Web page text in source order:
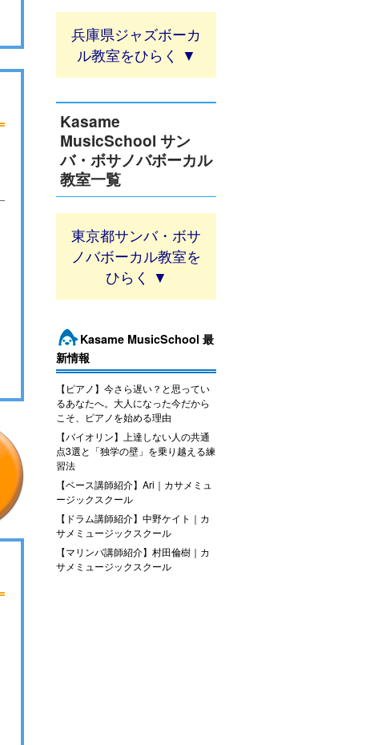
兵庫県ジャズボーカ
ル教室
Kasame
MusicSchool サン
バ・ボサノバボーカル
教室一覧
東京都サンバ・ボサ
ノバボーカル教室
Kasame MusicSchool 最
新情報
【ピアノ】今さら遅い？と思ってい
るあなたへ。大人になった今だから
こそ、ピアノを始める理由
【バイオリン】上達しない人の共通
点3選と「独学の壁」を乗り越える練
習法
【ベース講師紹介】Ari｜カサメミュ
ージックスクール
【ドラム講師紹介】中野ケイト｜カ
サメミュージックスクール
【マリンバ講師紹介】村田倫樹｜カ
サメミュージックスクール